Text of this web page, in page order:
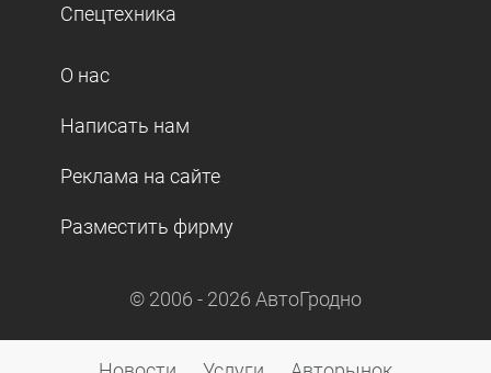
Спецтехника
О нас
Написать нам
Реклама на сайте
Разместить фирму
© 2006 - 2026 АвтоГродно